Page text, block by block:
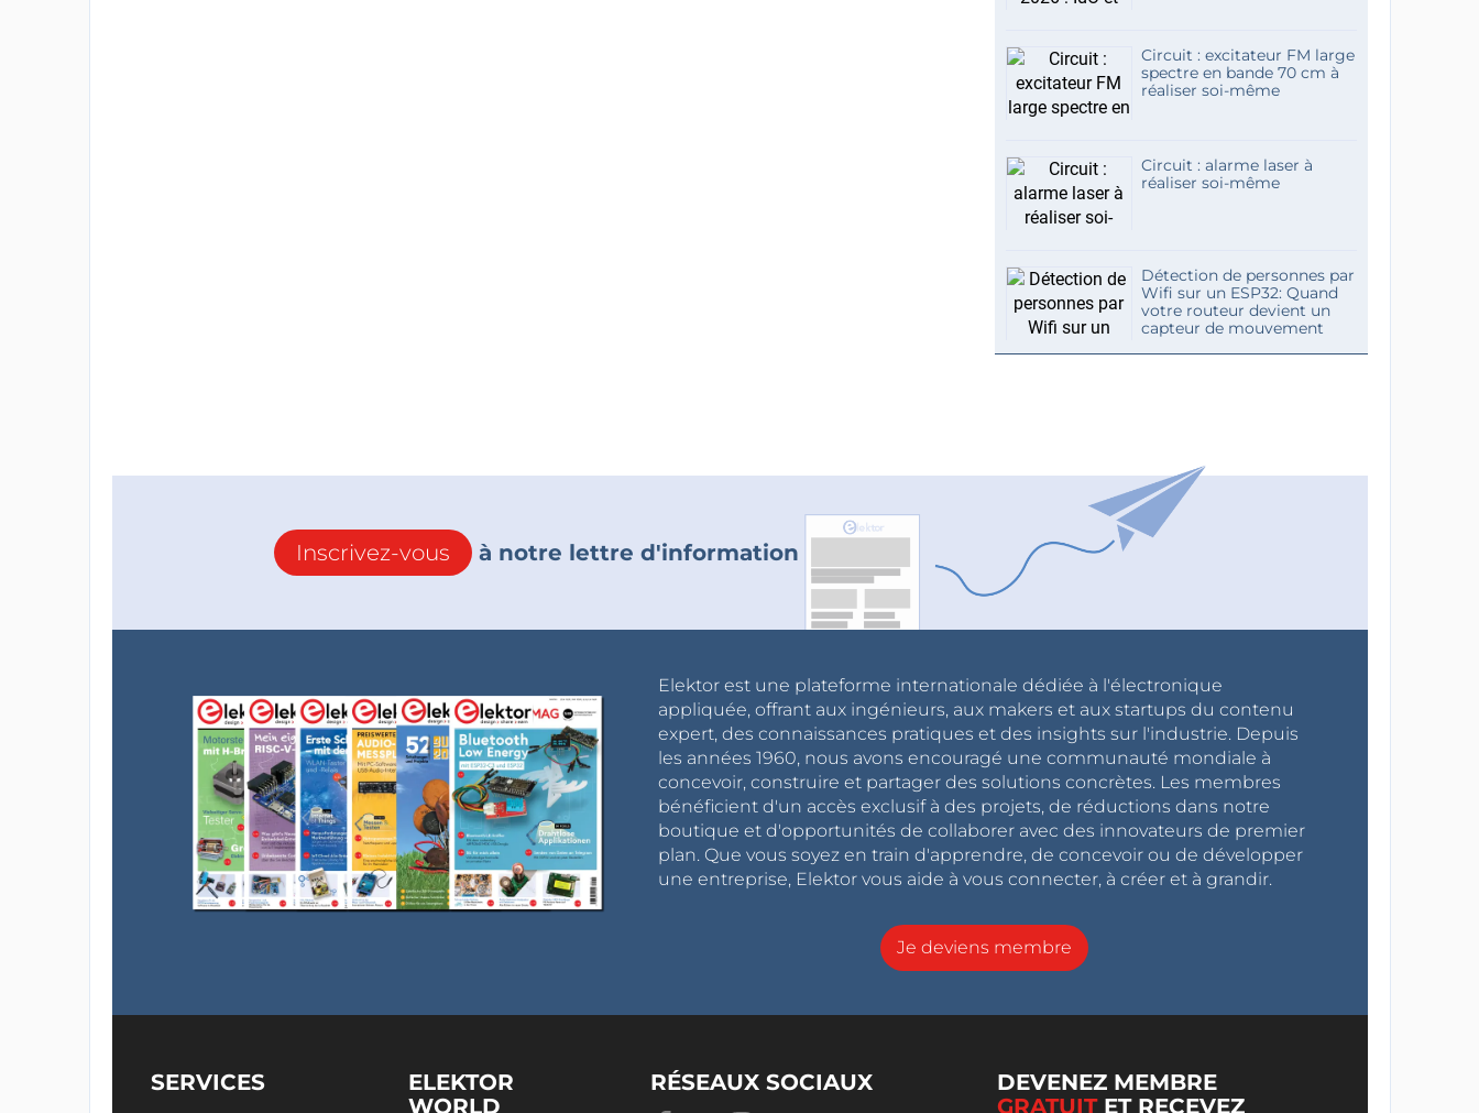
Circuit : excitateur FM large
spectre en bande 70 cm à
réaliser soi-même
Circuit : alarme laser à
réaliser soi-même
Détection de personnes par
Wifi sur un ESP32: Quand
votre routeur devient un
capteur de mouvement
Inscrivez-vous à notre lettre d'information
Elektor est une plateforme internationale dédiée à l'électronique
appliquée, offrant aux ingénieurs, aux makers et aux startups du contenu
expert, des connaissances pratiques et des insights sur l'industrie. Depuis
les années 1960, nous avons encouragé une communauté mondiale à
concevoir, construire et partager des solutions concrètes. Les membres
bénéficient d'un accès exclusif à des projets, de réductions dans notre
boutique et d'opportunités de collaborer avec des innovateurs de premier
plan. Que vous soyez en train d'apprendre, de concevoir ou de développer
une entreprise, Elektor vous aide à vous connecter, à créer et à grandir.
Je deviens membre
SERVICES
ELEKTOR
WORLD
RÉSEAUX SOCIAUX
DEVENEZ MEMBRE
GRATUITET RECEVEZ